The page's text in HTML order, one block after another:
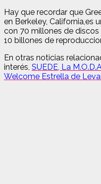
Hay que recordar que
en Berkeley, California,es
con 70 millones de
10 billones de
En otras noticias
interés, SUEDE, La
Welcome Estrella de